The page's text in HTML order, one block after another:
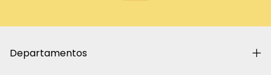
Departamentos